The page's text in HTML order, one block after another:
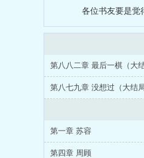
各位书友要是觉
第八八二章 最后一棋（大结
第八七九章 没想过（大结局
第一章 苏容
第四章 周顾